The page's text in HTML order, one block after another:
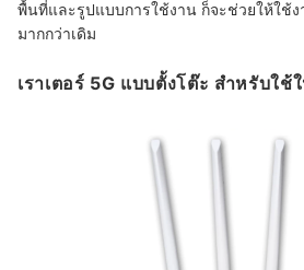
พื้นที่และรูปแบบการใช้งาน ก็จะช่วยให้ใช้
มากกว่าเดิม
เราเตอร์ 5G แบบตั้งโต๊ะ สำหรับใช้